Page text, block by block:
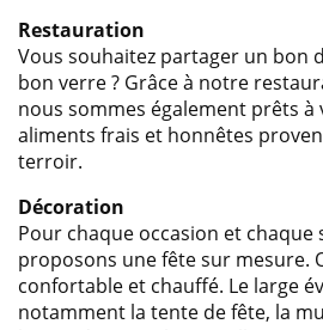
Restauration
Vous souhaitez partager un bon
bon verre ? Grâce à notre
nous sommes également prêts à
aliments frais et honnêtes
terroir.
Décoration
Pour chaque occasion et chaque
proposons une fête sur mesure.
confortable et chauffé. Le large
notamment la tente de fête, la